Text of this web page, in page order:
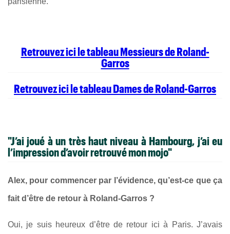
Retrouvez ici le tableau Messieurs de Roland-
Garros
Retrouvez ici le tableau Dames de Roland-Garros
"J’ai joué à un très haut niveau à Hambourg, j’ai eu
l’impression d’avoir retrouvé mon mojo"
Alex, pour commencer par l’évidence, qu’est-ce que ça
fait d’être de retour à Roland-Garros ?
Oui, je suis heureux d’être de retour ici à Paris. J’avais